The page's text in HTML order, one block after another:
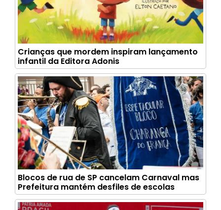
Crianças que mordem inspiram lançamento
infantil da Editora Adonis
Blocos de rua de SP cancelam Carnaval mas
Prefeitura mantém desfiles de escolas